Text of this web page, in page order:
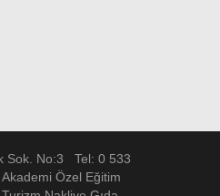
Sok. No:3 Tel: 0 533
Özel Eğitim